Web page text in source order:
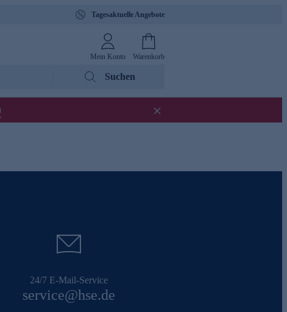
Tagesaktuelle Angebote
Mein Konto Warenkorb
Suchen
24/7 E-Mail-Service
service@hse.de